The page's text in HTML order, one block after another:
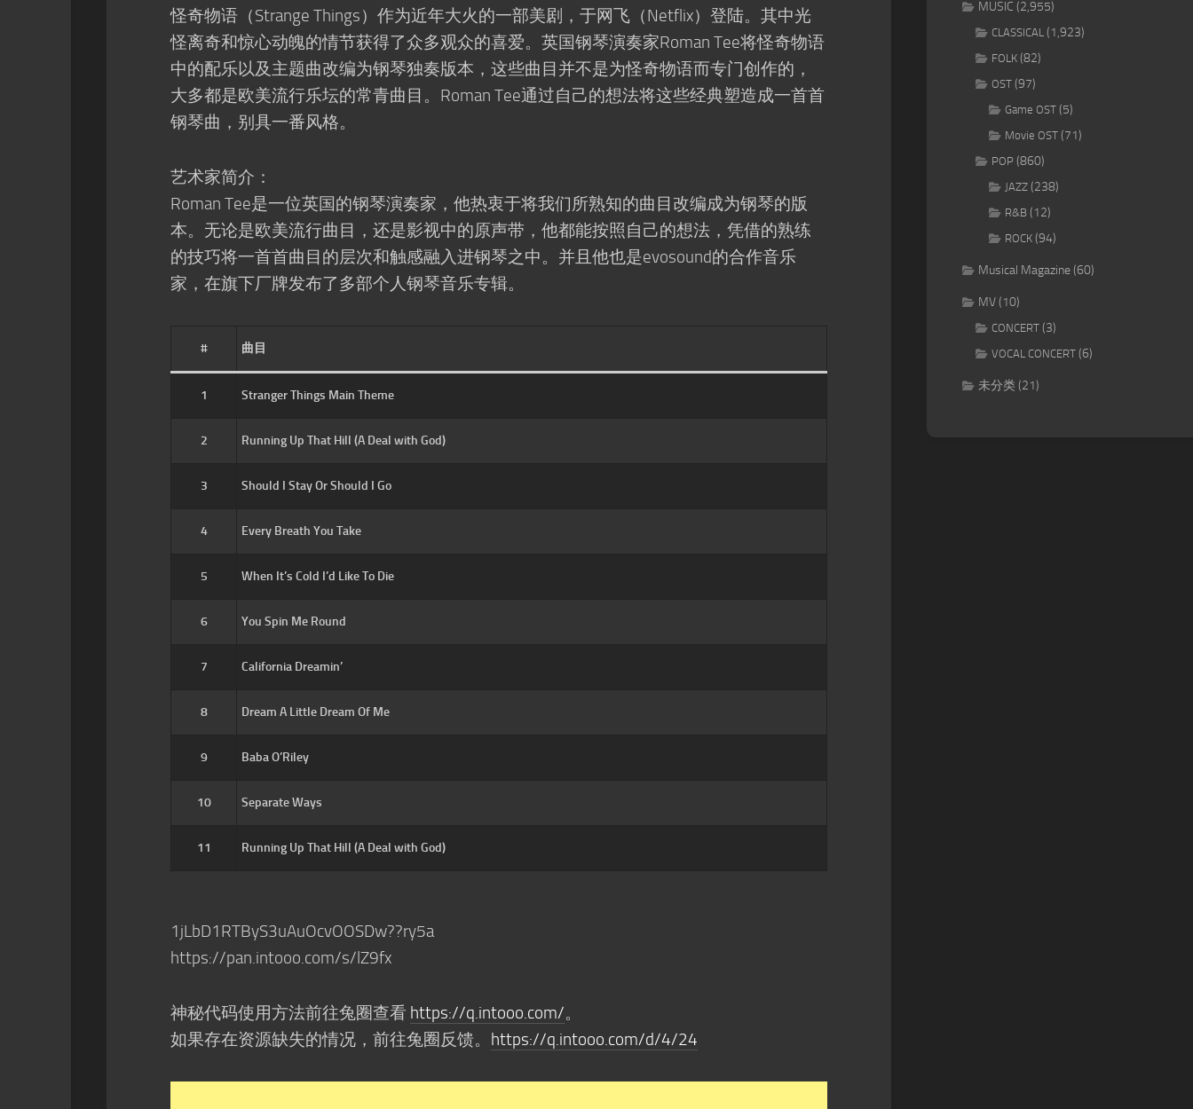
怪奇物语（Strange Things）作为近年大火的一部美剧，于网飞（Netflix）登陆。其中光
怪离奇和惊心动魄的情节获得了众多观众的喜爱。英国钢琴演奏家Roman Tee将怪奇物语
中的配乐以及主题曲改编为钢琴独奏版本，这些曲目并不是为怪奇物语而专门创作的，
大多都是欧美流行乐坛的常青曲目。Roman Tee通过自己的想法将这些经典塑造成一首首
钢琴曲，别具一番风格。
艺术家简介：
Roman Tee是一位英国的钢琴演奏家，他热衷于将我们所熟知的曲目改编成为钢琴的版
本。无论是欧美流行曲目，还是影视中的原声带，他都能按照自己的想法，凭借的熟练
的技巧将一首首曲目的层次和触感融入进钢琴之中。并且他也是evosound的合作音乐
家，在旗下厂牌发布了多部个人钢琴音乐专辑。
# 曲目
1 Stranger Things Main Theme
2 Running Up That Hill (A Deal with God)
3 Should I Stay Or Should I Go
4 Every Breath You Take
5 When It’s Cold I’d Like To Die
6 You Spin Me Round
7 California Dreamin’
8 Dream A Little Dream Of Me
9 Baba O’Riley
10 Separate Ways
11 Running Up That Hill (A Deal with God)
1jLbD1RTByS3uAuOcvOOSDw??ry5a
https://pan.intooo.com/s/lZ9fx
神秘代码使用方法前往兔圈查看 https://q.intooo.com/。
如果存在资源缺失的情况，前往兔圈反馈。 https://q.intooo.com/d/4/24
MUSIC (2,955)
CLASSICAL (1,923)
FOLK (82)
OST (97)
Game OST (5)
Movie OST (71)
POP (860)
JAZZ (238)
R&B (12)
ROCK (94)
Musical Magazine(60)
MV(10)
CONCERT (3)
VOCAL CONCERT (6)
未分类(21)